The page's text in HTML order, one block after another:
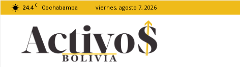
24.4 C Cochabamba viernes, agosto 7, 2026